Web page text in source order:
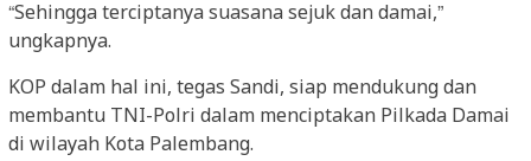
“Sehingga terciptanya suasana sejuk dan damai,”
ungkapnya.
KOP dalam hal ini, tegas Sandi, siap mendukung dan
membantu TNI-Polri dalam menciptakan Pilkada Damai
di wilayah Kota Palembang.